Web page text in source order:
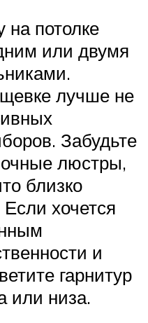
потолке
или двумя
лучше не
Забудьте
люстры,
близко
Если хочется
и
гарнитур
или низа.